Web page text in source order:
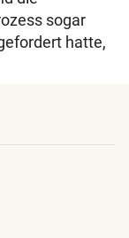
sogar
hatte,